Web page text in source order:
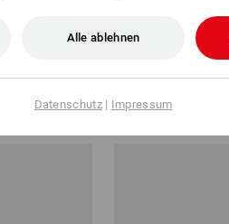
Sanitär
STRAUSSbox
154,58 €
(m. MwSt.)
Alle ablehnen
Datenschutz| Impressum